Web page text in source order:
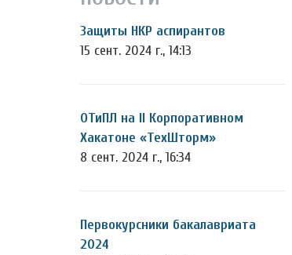
Защиты НКР аспирантов
15 сент. 2024 г., 14:13
ОТиПЛ на II Корпоративном
Хакатоне «ТехШторм»
8 сент. 2024 г., 16:34
Первокурсники бакалавриата
2024